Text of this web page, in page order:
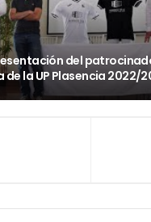
del
la UP Plasencia 2022/